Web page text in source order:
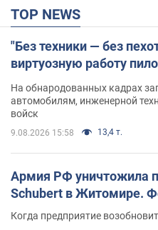
TOP NEWS
"Без техники — без
виртуозную работу
На обнародованных кадрах
автомобилям, инженерной
войск
9.08.2026 15:58 13,4 т.
Армия РФ уничтожила
Schubert в Житомире.
Когда предприятие